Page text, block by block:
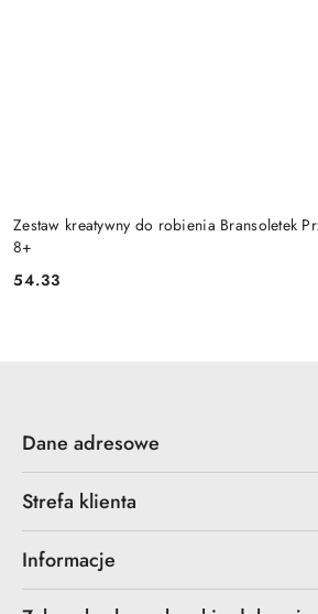
Zestaw kreatywny do robienia Bransoletek
8+
Cena:
54.33
Dane adresowe
Strefa klienta
Informacje